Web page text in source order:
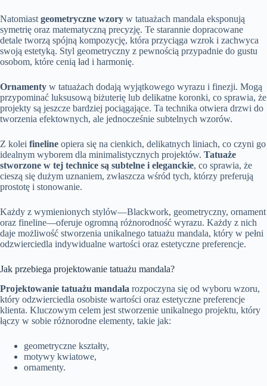
Natomiast geometryczne wzory w tatuażach mandala eksponują
symetrię oraz matematyczną precyzję. Te starannie dopracowane
detale tworzą spójną kompozycję, która przyciąga wzrok i zachwyca
swoją estetyką. Styl geometryczny z pewnością przypadnie do gustu
osobom, które cenią ład i harmonię.
Ornamenty w tatuażach dodają wyjątkowego wyrazu i finezji. Mogą
przypominać luksusową biżuterię lub delikatne koronki, co sprawia, że
projekty są jeszcze bardziej pociągające. Ta technika otwiera drzwi do
tworzenia efektownych, ale jednocześnie subtelnych wzorów.
Z kolei fineline opiera się na cienkich, delikatnych liniach, co czyni go
idealnym wyborem dla minimalistycznych projektów. Tatuaże
stworzone w tej technice są subtelne i eleganckie, co sprawia, że
cieszą się dużym uznaniem, zwłaszcza wśród tych, którzy preferują
prostotę i stonowanie.
Każdy z wymienionych stylów—Blackwork, geometryczny, ornament
oraz fineline—oferuje ogromną różnorodność wyrazu. Każdy z nich
daje możliwość stworzenia unikalnego tatuażu mandala, który w pełni
odzwierciedla indywidualne wartości oraz estetyczne preferencje.
Jak przebiega projektowanie tatuażu mandala?
Projektowanie tatuażu mandala rozpoczyna się od wyboru wzoru,
który odzwierciedla osobiste wartości oraz estetyczne preferencje
klienta. Kluczowym celem jest stworzenie unikalnego projektu, który
łączy w sobie różnorodne elementy, takie jak:
geometryczne kształty,
motywy kwiatowe,
ornamenty.